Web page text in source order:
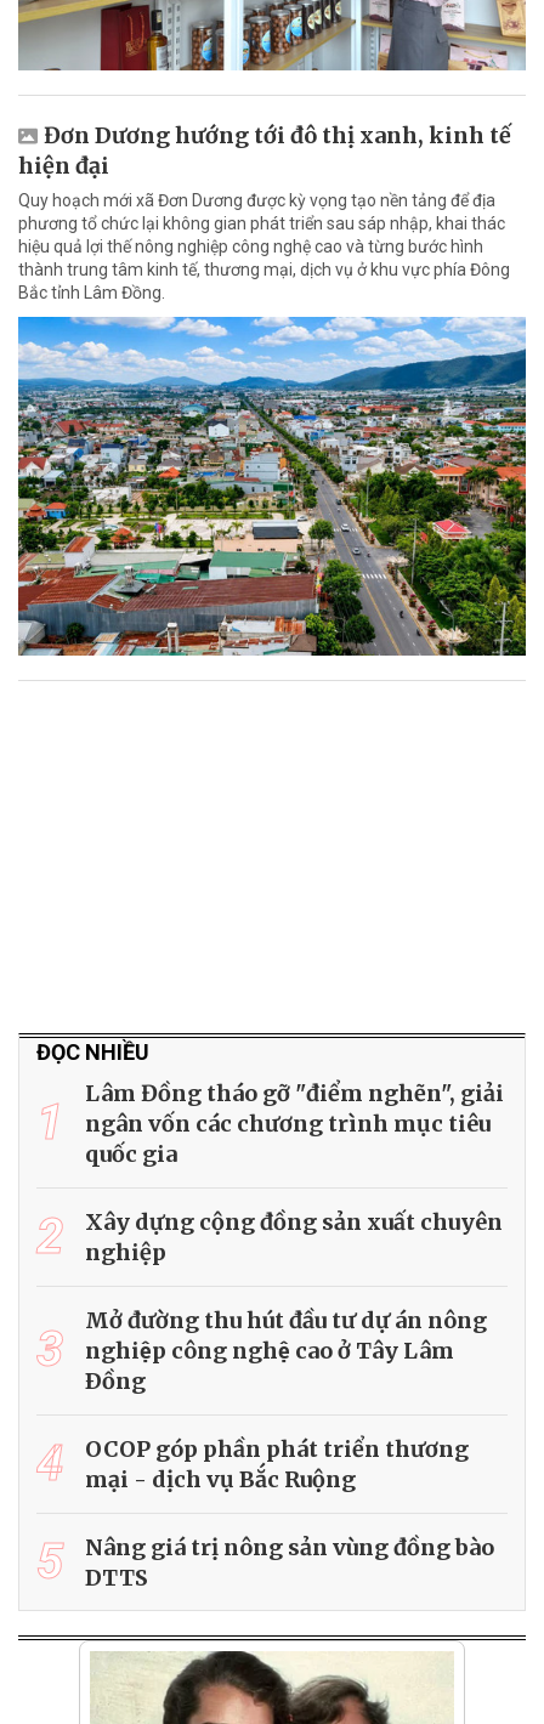
Đơn Dương hướng tới đô thị xanh, kinh tế
hiện đại
Quy hoạch mới xã Đơn Dương được kỳ vọng tạo nền tảng để địa
phương tổ chức lại không gian phát triển sau sáp nhập, khai thác
hiệu quả lợi thế nông nghiệp công nghệ cao và từng bước hình
thành trung tâm kinh tế, thương mại, dịch vụ ở khu vực phía Đông
Bắc tỉnh Lâm Đồng.
ĐỌC NHIỀU
1
Lâm Đồng tháo gỡ "điểm nghẽn", giải
ngân vốn các chương trình mục tiêu
quốc gia
2
Xây dựng cộng đồng sản xuất chuyên
nghiệp
3
Mở đường thu hút đầu tư dự án nông
nghiệp công nghệ cao ở Tây Lâm
Ðồng
4
OCOP góp phần phát triển thương
mại - dịch vụ Bắc Ruộng
5
Nâng giá trị nông sản vùng đồng bào
DTTS